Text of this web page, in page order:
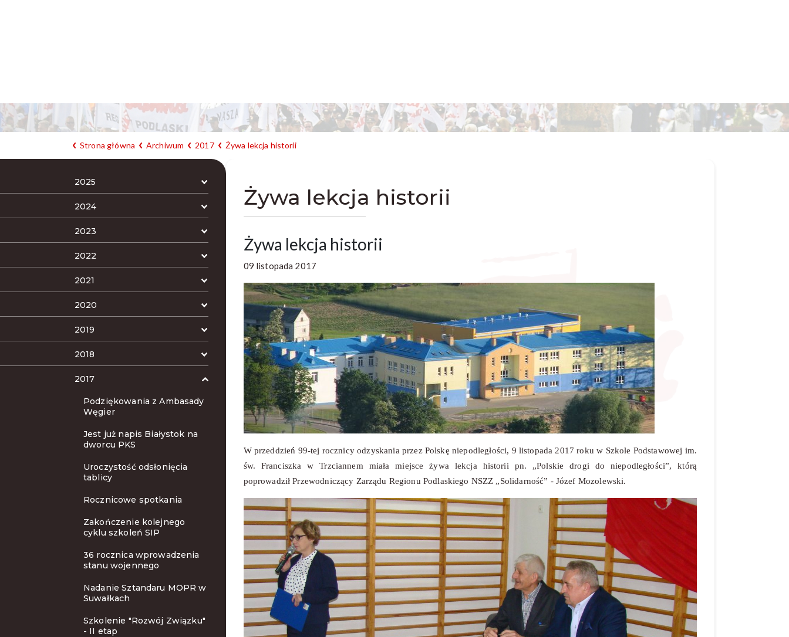
Strona główna Archiwum 2017 Żywa lekcja historii
2025
2024
2023
2022
2021
2020
2019
2018
2017
Podziękowania z Ambasady
Węgier
Jest już napis Białystok na
dworcu PKS
Uroczystość odsłonięcia
tablicy
Rocznicowe spotkania
Zakończenie kolejnego
cyklu szkoleń SIP
36 rocznica wprowadzenia
stanu wojennego
Nadanie Sztandaru MOPR w
Suwałkach
Szkolenie "Rozwój Związku"
- II etap
Żywa lekcja historii
Żywa lekcja historii
09 listopada 2017
W przeddzień 99-tej rocznicy odzyskania przez Polskę niepodległości, 9 listopada 2017 roku w Szkole Podstawowej im.
św. Franciszka w Trzciannem miała miejsce żywa lekcja historii pn. „Polskie drogi do niepodległości”, którą
poprowadził Przewodniczący Zarządu Regionu Podlaskiego NSZZ „Solidarność” - Józef Mozolewski.